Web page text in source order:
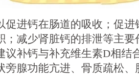
促进钙在肠道的吸收；促
；减少肾脏钙的排泄等主
议补钙与补充维生素D相结
旁腺功能亢进、骨质疏松